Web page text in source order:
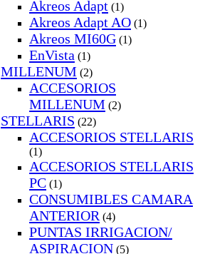
Akreos Adapt (1)
Akreos Adapt AO (1)
Akreos MI60G (1)
EnVista (1)
MILLENUM (2)
ACCESORIOS
MILLENUM (2)
STELLARIS (22)
ACCESORIOS STELLARIS
(1)
ACCESORIOS STELLARIS
PC (1)
CONSUMIBLES CAMARA
ANTERIOR (4)
PUNTAS IRRIGACION/
ASPIRACION (5)